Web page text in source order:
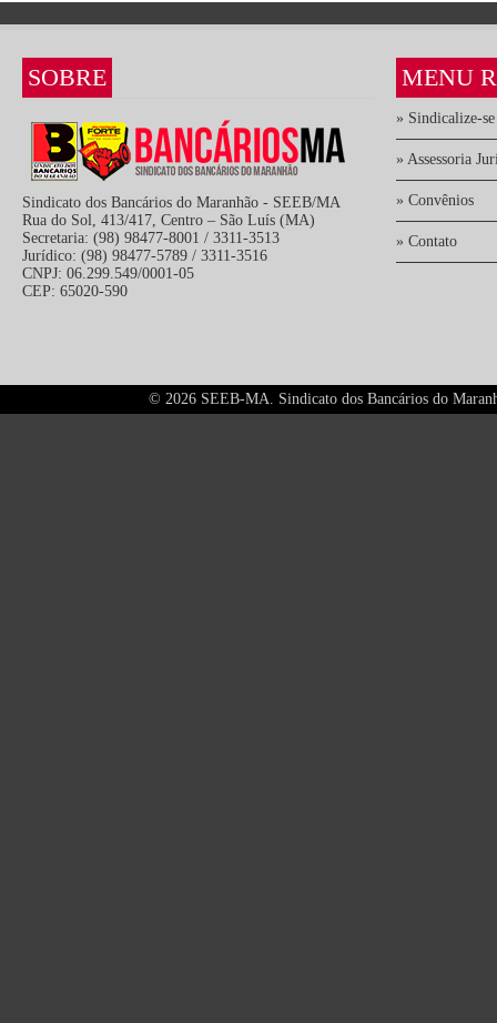
SOBRE
Sindicato dos Bancários do Maranhão - SEEB/MA
Rua do Sol, 413/417, Centro – São Luís (MA)
Secretaria: (98) 98477-8001 / 3311-3513
Jurídico: (98) 98477-5789 / 3311-3516
CNPJ: 06.299.549/0001-05
CEP: 65020-590
MENU
» Sindicalize-se
» Assessoria
» Convênios
» Contato
© 2026 SEEB-MA. Sindicato dos Bancários do